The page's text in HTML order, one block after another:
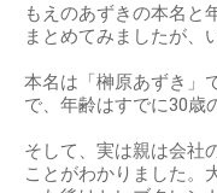
もえのあずきの本名と
まとめてみましたが、
本名は「榊原あずき」
で、年齢はすでに30歳
そして、実は親は会社
ことがわかりました。